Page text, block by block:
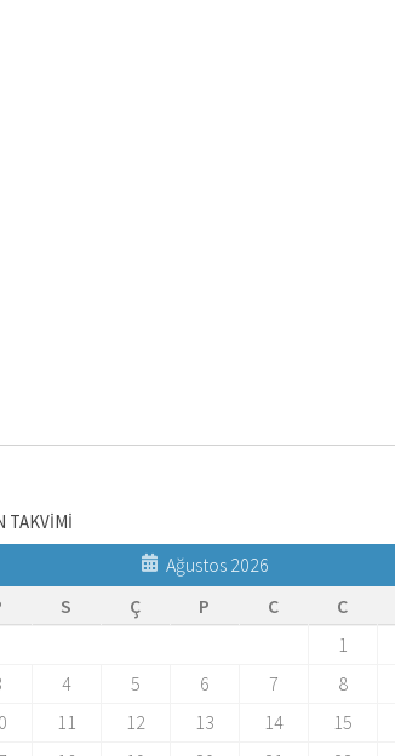
TAKVİMİ
Ağustos 2026
S Ç P C C
1
4 5 6 7 8
11 12 13 14 15